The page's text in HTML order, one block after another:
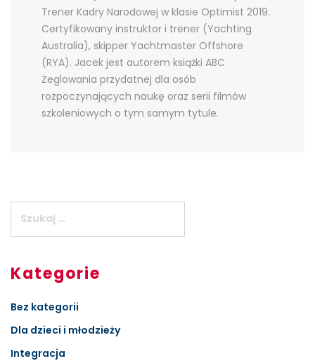
Trener Kadry Narodowej w klasie Optimist 2019.
Certyfikowany instruktor i trener (Yachting
Australia), skipper Yachtmaster Offshore
(RYA). Jacek jest autorem książki ABC
Żeglowania przydatnej dla osób
rozpoczynających naukę oraz serii filmów
szkoleniowych o tym samym tytule.
Kategorie
Bez kategorii
Dla dzieci i młodzieży
Integracja